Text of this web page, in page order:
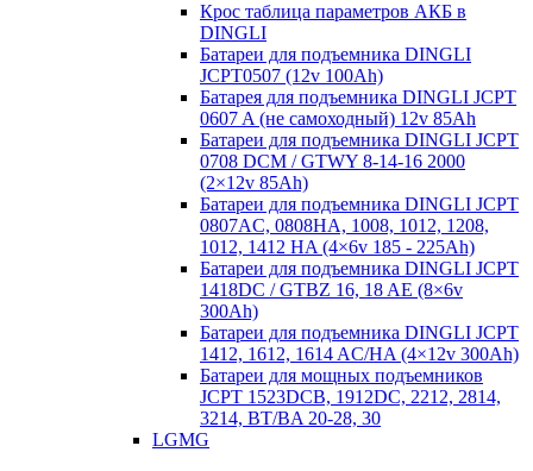
Крос таблица параметров АКБ в
DINGLI
Батареи для подъемника DINGLI
JCPT0507 (12v 100Ah)
Батарея для подъемника DINGLI JCPT
0607 A (не самоходный) 12v 85Ah
Батареи для подъемника DINGLI JCPT
0708 DCM / GTWY 8-14-16 2000
(2×12v 85Ah)
Батареи для подъемника DINGLI JCPT
0807AC, 0808HA, 1008, 1012, 1208,
1012, 1412 HA (4×6v 185 - 225Ah)
Батареи для подъемника DINGLI JCPT
1418DC / GTBZ 16, 18 AE (8×6v
300Ah)
Батареи для подъемника DINGLI JCPT
1412, 1612, 1614 AC/HA (4×12v 300Ah)
Батареи для мощных подъемников
JCPT 1523DCB, 1912DC, 2212, 2814,
3214, BT/BA 20-28, 30
LGMG